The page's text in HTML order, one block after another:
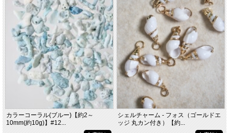
カラーコーラル(ブルー)【約2～
10mm(約10g)】#12...
シェルチャーム - フォス（ゴールドエ
ッジ 丸カン付き）【約...